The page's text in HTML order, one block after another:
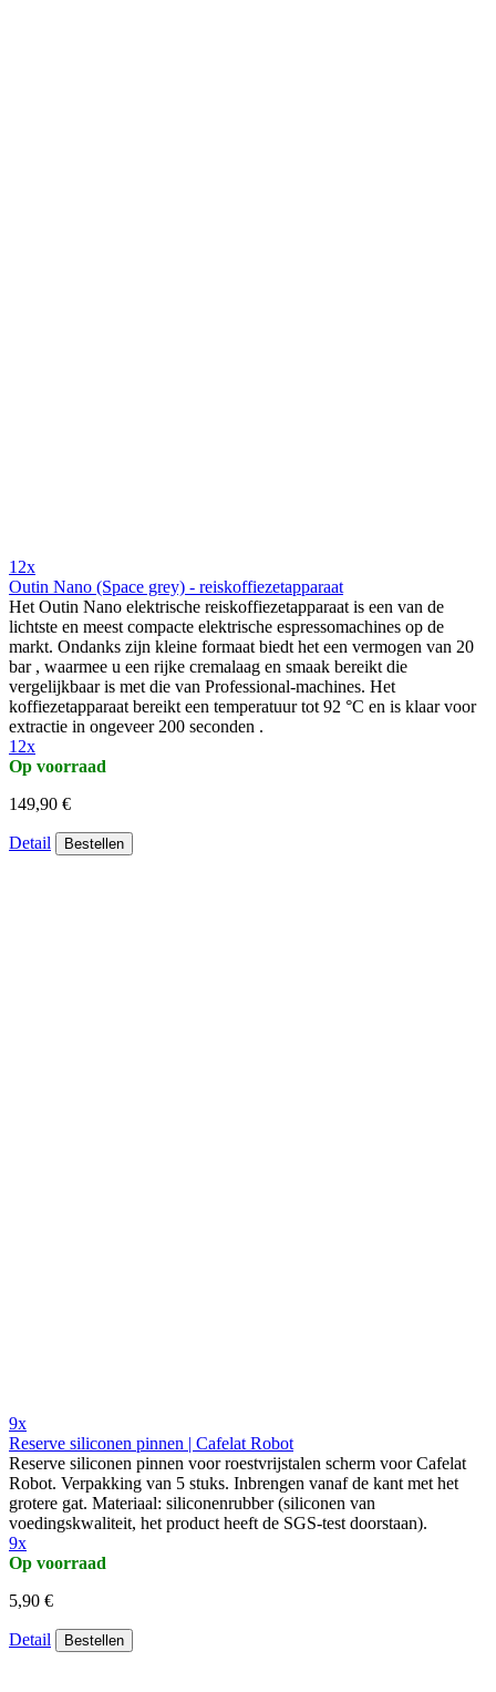
12x
Outin Nano (Space grey) - reiskoffiezetapparaat
Het Outin Nano elektrische reiskoffiezetapparaat is een van de
lichtste en meest compacte elektrische espressomachines op de
markt. Ondanks zijn kleine formaat biedt het een vermogen van 20
bar , waarmee u een rijke cremalaag en smaak bereikt die
vergelijkbaar is met die van Professional-machines. Het
koffiezetapparaat bereikt een temperatuur tot 92 °C en is klaar voor
extractie in ongeveer 200 seconden .
12x
Op voorraad
149,90 €
Detail Bestellen
9x
Reserve siliconen pinnen | Cafelat Robot
Reserve siliconen pinnen voor roestvrijstalen scherm voor Cafelat
Robot. Verpakking van 5 stuks. Inbrengen vanaf de kant met het
grotere gat. Materiaal: siliconenrubber (siliconen van
voedingskwaliteit, het product heeft de SGS-test doorstaan).
9x
Op voorraad
5,90 €
Detail Bestellen